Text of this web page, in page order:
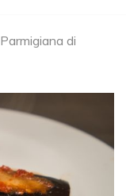
Parmigiana di